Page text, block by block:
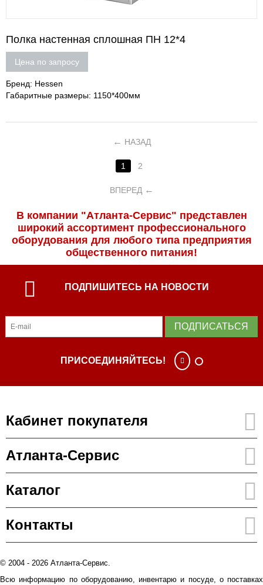
Полка настенная сплошная ПН 12*4
Цена по запросу
Бренд: Hessen
Габаритные размеры: 1150*400мм
НАЗАД
1 2
ВПЕРЕД
В компании "Атланта-Сервис" представлен
широкий ассортимент профессиональ­ного
оборудования для любого типа предприятия
общественного питания!
ПОДПИШИТЕСЬ НА НОВОСТИ
ПОДПИСАТЬСЯ
ПРИСОЕДИНЯЙТЕСЬ!
Кабинет покупателя
Атланта-Сервис
Каталог
Контакты
© 2004 - 2026 Атланта-Сервис.
Всю информацию по оборудованию, инвентарю и посуде, о поставках